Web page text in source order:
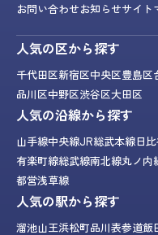
お問い合わせお知らせサイト
人気の区から探す
千代田区新宿区中央区豊島区
品川区中野区渋谷区大田区
人気の沿線から探す
山手線中央線JR総武本線日
有楽町線総武線南北線丸ノ内
都営浅草線
人気の駅から探す
溜池山王浜松町品川表参道飯